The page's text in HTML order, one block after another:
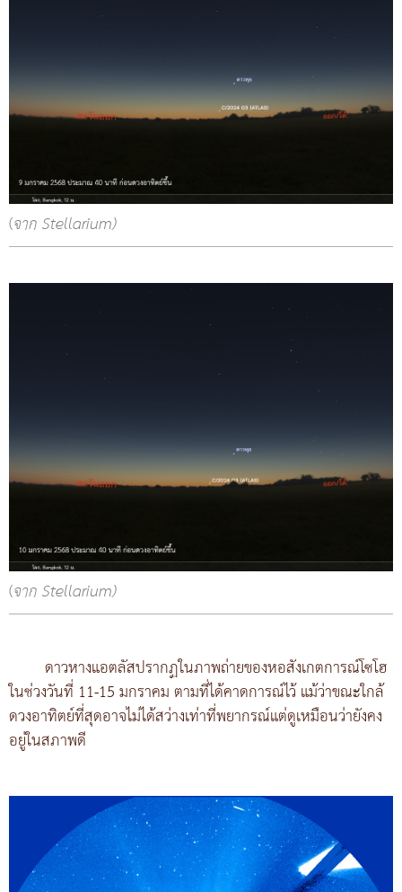
(จาก Stellarium)
(จาก Stellarium)
ดาวหางแอตลัสปรากฏในภาพถ่ายของหอสังเกตการณ์โซโฮ
ในช่วงวันที่ 11-15 มกราคม ตามที่ได้คาดการณ์ไว้ แม้ว่าขณะใกล้
ดวงอาทิตย์ที่สุดอาจไม่ได้สว่างเท่าที่พยากรณ์แต่ดูเหมือนว่ายังคง
อยู่ในสภาพดี